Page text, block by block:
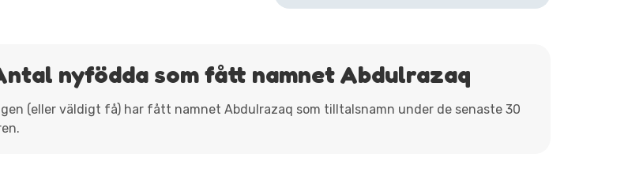
nyfödda som fått namnet Abdulrazaq
(eller väldigt få) har fått namnet Abdulrazaq som tilltalsnamn under de senaste 30